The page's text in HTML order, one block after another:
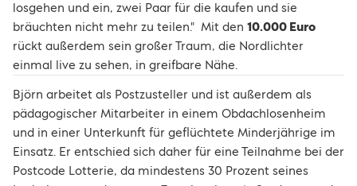
losgehen und ein, zwei Paar für die kaufen und sie
bräuchten nicht mehr zu teilen." Mit den 10.000 Euro
rückt außerdem sein großer Traum, die Nordlichter
einmal live zu sehen, in greifbare Nähe.
Björn arbeitet als Postzusteller und ist außerdem als
pädagogischer Mitarbeiter in einem Obdachlosenheim
und in einer Unterkunft für geflüchtete Minderjährige im
Einsatz. Er entschied sich daher für eine Teilnahme bei der
Postcode Lotterie, da mindestens 30 Prozent seines